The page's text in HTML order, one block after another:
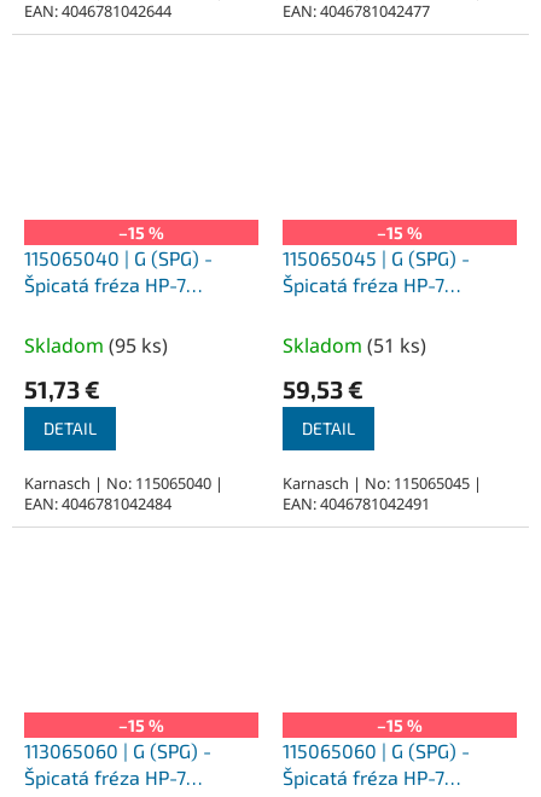
EAN: 4046781042644
EAN: 4046781042477
–15 %
115065040 | G (SPG) -
Špicatá fréza HP-7
povlakované
Skladom (95 ks)
51,73 €
DETAIL
Karnasch | No: 115065040 |
EAN: 4046781042484
–15 %
115065045 | G (SPG) -
Špicatá fréza HP-7
povlakované
Skladom (51 ks)
59,53 €
DETAIL
Karnasch | No: 115065045 |
EAN: 4046781042491
–15 %
113065060 | G (SPG) -
Špicatá fréza HP-7
–15 %
115065060 | G (SPG) -
Špicatá fréza HP-7